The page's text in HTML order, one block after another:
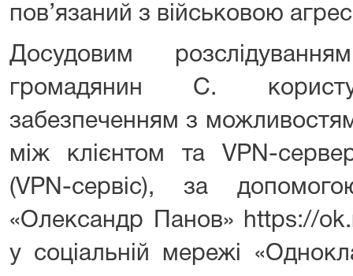
пов’язаний з військовою
Досудовим
громадянин С.
забезпеченням з
між клієнтом та VPN-
(VPN-сервіс), за
«Олександр Панов» https://
у соціальній мережі